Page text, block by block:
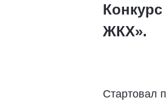
ЖКХ».
Стартовал